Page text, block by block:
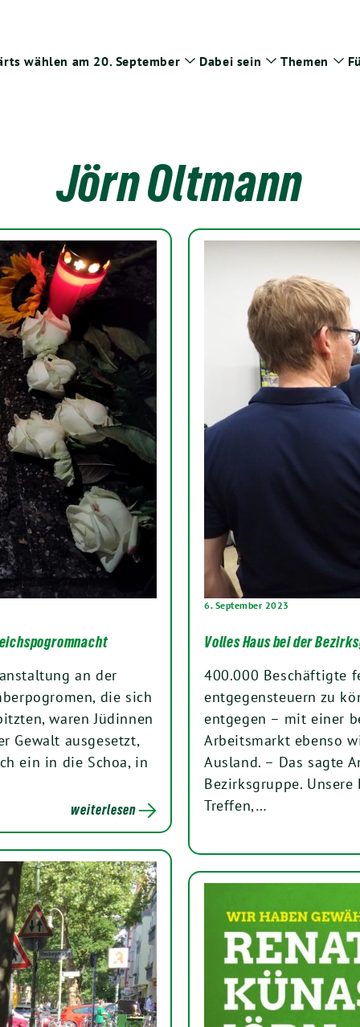
wählen am 20. September Zeige
Dabei sein
Zeige
Themen
Jörn Oltmann
an der
die sich
waren Jüdinnen
Gewalt ausgesetzt,
ein in die Schoa, in
weiterlesen
6. September 2023
Volles Haus bei der
400.000 Beschäftigte
entgegensteuern zu
entgegen – mit einer
Arbeitsmarkt ebenso
Ausland. – Das sagte
Bezirksgruppe.
Treffen,…